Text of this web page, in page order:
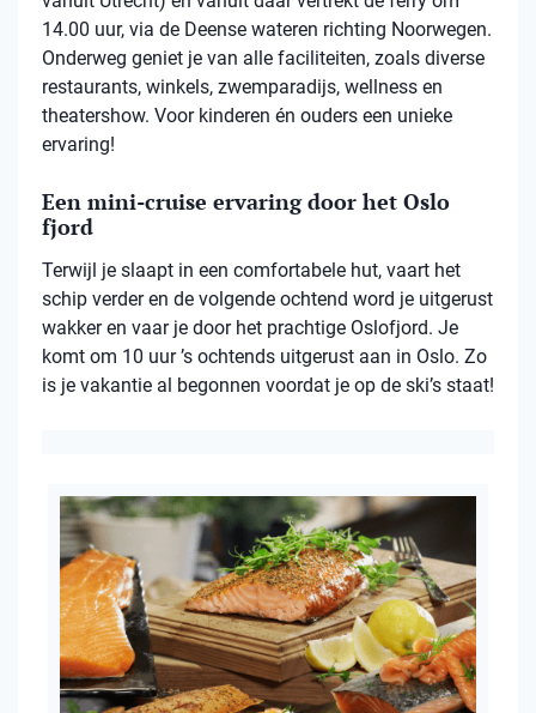
14.00 uur, via de Deense wateren richting Noorwegen.
Onderweg geniet je van alle faciliteiten, zoals diverse
restaurants, winkels, zwemparadijs, wellness en
theatershow. Voor kinderen én ouders een unieke
ervaring!
Een mini-cruise ervaring door het Oslo
fjord
Terwijl je slaapt in een comfortabele hut, vaart het
schip verder en de volgende ochtend word je uitgerust
wakker en vaar je door het prachtige Oslofjord. Je
komt om 10 uur ’s ochtends uitgerust aan in Oslo. Zo
is je vakantie al begonnen voordat je op de ski’s staat!